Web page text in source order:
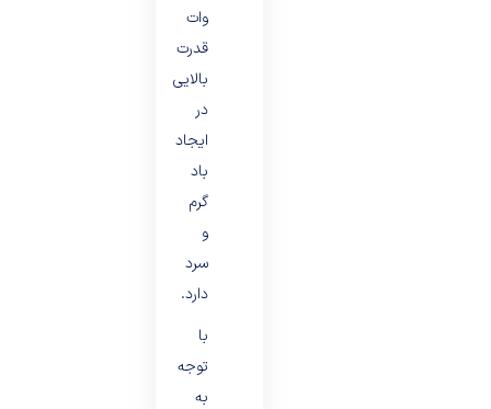
وات
قدرت
بالایی
در
ایجاد
باد
گرم
و
سرد
دارد.
با
توجه
به